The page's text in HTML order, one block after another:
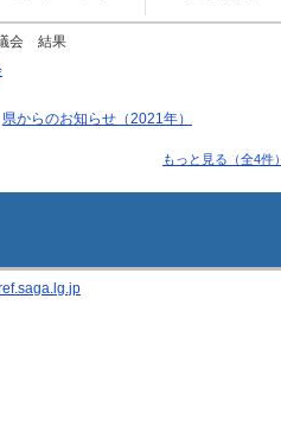
会 結果
県からのお知らせ（2021年）
もっと見る（全4件）